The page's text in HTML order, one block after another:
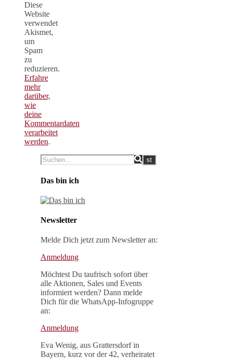
Diese
Website
verwendet
Akismet,
um
Spam
zu
reduzieren.
Erfahre
mehr
darüber,
wie
deine
Kommentardaten
verarbeitet
werden.
Das bin ich
Newsletter
Melde Dich jetzt zum Newsletter an:
Anmeldung
Möchtest Du taufrisch sofort über
alle Aktionen, Sales und Events
informiert werden? Dann melde
Dich für die WhatsApp-Infogruppe
an:
Anmeldung
Eva Wenig, aus Grattersdorf in
Bayern, kurz vor der 42, verheiratet